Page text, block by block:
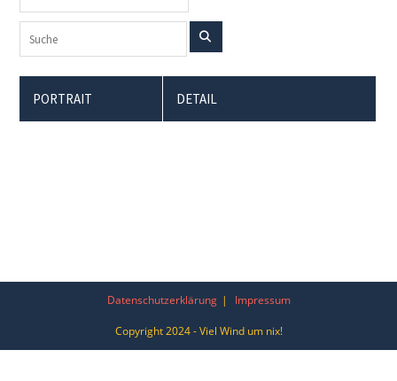
PORTRAIT DETAIL
Datenschutzerklärung Impressum
Copyright 2024 - Viel Wind um nix!